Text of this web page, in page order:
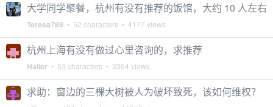
大学同学聚餐，杭州有没有推荐的饭馆，大约 10 人左右
Teresa789 • 52 characters • 4177 views
杭州上海有没有做过心里咨询的，求推荐
Haller • 53 characters • 3364 views
求助：窗边的三棵大树被人为破坏致死，该如何维权？